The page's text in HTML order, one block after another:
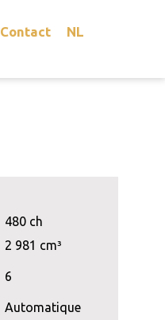
Contact NL
480 ch
2 981 cm³
6
Automatique